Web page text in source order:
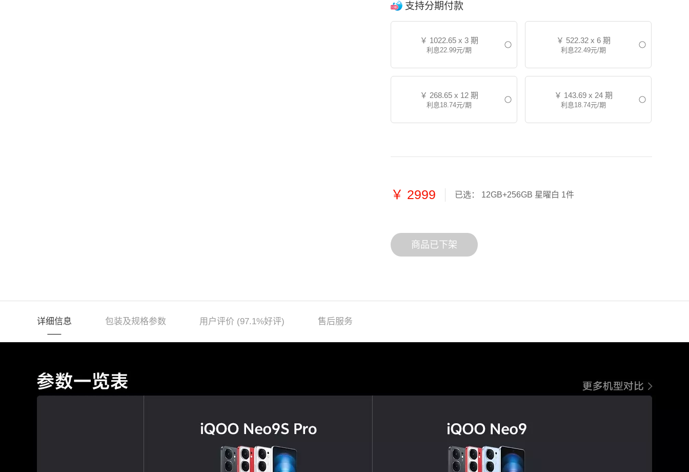
支持分期付款
￥ 1022.65 x 3 期
利息22.99元/期
￥ 522.32 x 6 期
利息22.49元/期
￥ 268.65 x 12 期
利息18.74元/期
￥ 143.69 x 24 期
利息18.74元/期
￥ 2999 已选： 12GB+256GB 星曜白 1件
商品已下架
详细信息 包装及规格参数 用户评价 (97.1%好评) 售后服务